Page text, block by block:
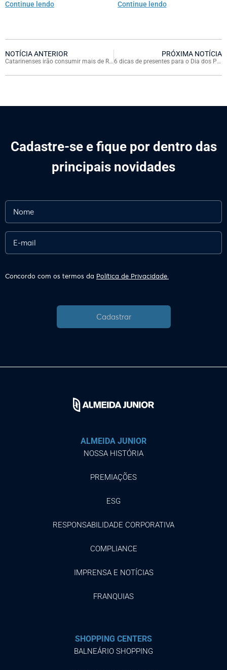
Continue lendo Continue lendo
NOTÍCIA ANTERIOR
Catarinenses irão consumir mais de R$ 196 bi até o fim do ano
PRÓXIMA NOTÍCIA
6 dicas de presentes para o Dia dos Pais nos shoppings Almeida Junior
Cadastre-se e fique por dentro das
principais novidades
Concordo com os termos da Política de Privacidade.
Cadastrar
ALMEIDA JUNIOR
NOSSA HISTÓRIA
PREMIAÇÕES
ESG
RESPONSABILIDADE CORPORATIVA
COMPLIANCE
IMPRENSA E NOTÍCIAS
FRANQUIAS
SHOPPING CENTERS
BALNEÁRIO SHOPPING